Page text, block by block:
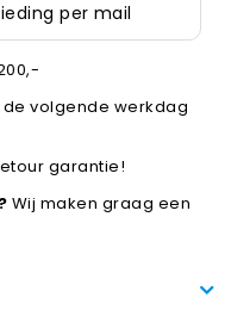
per mail
de volgende werkdag
garantie!
Wij maken graag een